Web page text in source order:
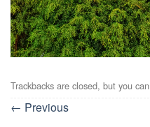
Trackbacks are closed, but you can
← Previous